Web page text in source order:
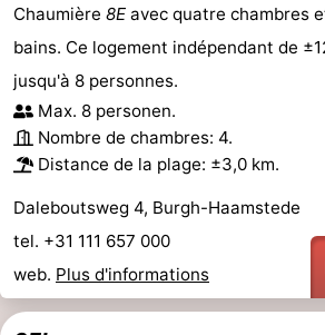
Chaumière 8E avec quatre chambres
bains. Ce logement indépendant de
jusqu'à 8 personnes.
Max. 8 personen.
Nombre de chambres: 4.
Distance de la plage: ±3,0 km.
Daleboutsweg 4, Burgh-Haamstede
tel. +31 111 657 000
web. Plus d'informations